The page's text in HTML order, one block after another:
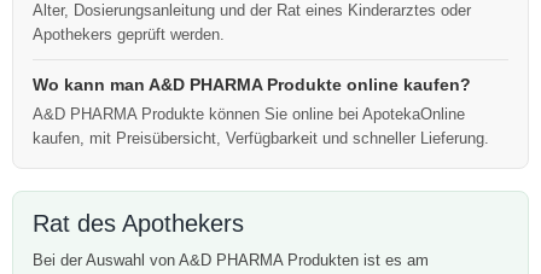
Alter, Dosierungsanleitung und der Rat eines Kinderarztes oder
Apothekers geprüft werden.
Wo kann man A&D PHARMA Produkte online kaufen?
A&D PHARMA Produkte können Sie online bei ApotekaOnline
kaufen, mit Preisübersicht, Verfügbarkeit und schneller Lieferung.
Rat des Apothekers
Bei der Auswahl von A&D PHARMA Produkten ist es am